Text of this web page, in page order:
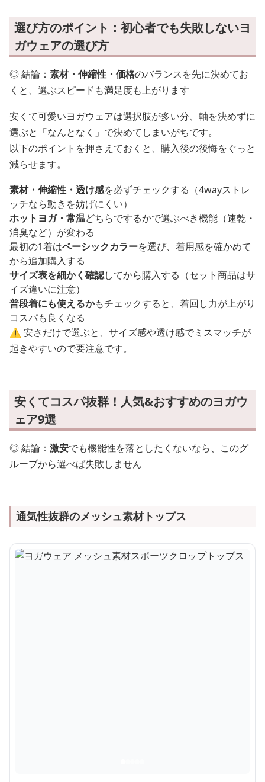
選び方のポイント：初心者でも失敗しないヨ
ガウェアの選び方
◎ 結論： 素材・伸縮性・価格のバランスを先に決めてお
くと、選ぶスピードも満足度も上がります
安くて可愛いヨガウェアは選択肢が多い分、軸を決めずに
選ぶと「なんとなく」で決めてしまいがちです。
以下のポイントを押さえておくと、購入後の後悔をぐっと
減らせます。
素材・伸縮性・透け感を必ずチェックする（4wayストレ
ッチなら動きを妨げにくい）
ホットヨガ・常温どちらでするかで選ぶべき機能（速乾・
消臭など）が変わる
最初の1着はベーシックカラーを選び、着用感を確かめて
から追加購入する
サイズ表を細かく確認してから購入する（セット商品はサ
イズ違いに注意）
普段着にも使えるかもチェックすると、着回し力が上がり
コスパも良くなる
⚠️ 安さだけで選ぶと、サイズ感や透け感でミスマッチが
起きやすいので要注意です。
安くてコスパ抜群！人気&おすすめのヨガウ
ェア9選
◎ 結論： 激安でも機能性を落としたくないなら、このグ
ループから選べば失敗しません
通気性抜群のメッシュ素材トップス